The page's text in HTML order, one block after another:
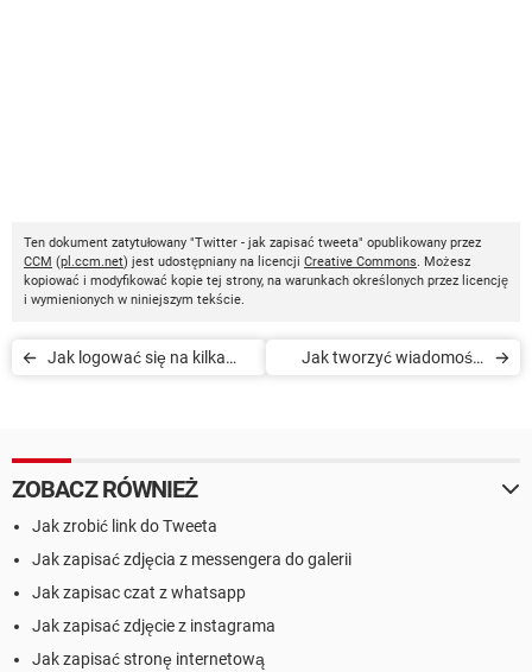
Ten dokument zatytułowany "Twitter - jak zapisać tweeta" opublikowany przez
CCM (pl.ccm.net) jest udostępniany na licencji Creative Commons. Możesz
kopiować i modyfikować kopie tej strony, na warunkach określonych przez licencję
i wymienionych w niniejszym tekście.
Jak logować się na kilka
Jak tworzyć wiadomości
ZOBACZ RÓWNIEŻ
Jak zrobić link do Tweeta
Jak zapisać zdjęcia z messengera do galerii
Jak zapisac czat z whatsapp
Jak zapisać zdjęcie z instagrama
Jak zapisać stronę internetową